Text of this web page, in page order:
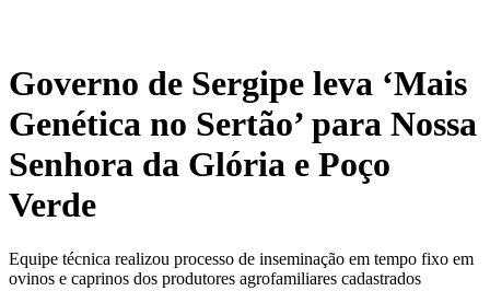
Governo de Sergipe leva ‘Mais
Genética no Sertão’ para Nossa
Senhora da Glória e Poço
Verde
Equipe técnica realizou processo de inseminação em tempo fixo em
ovinos e caprinos dos produtores agrofamiliares cadastrados